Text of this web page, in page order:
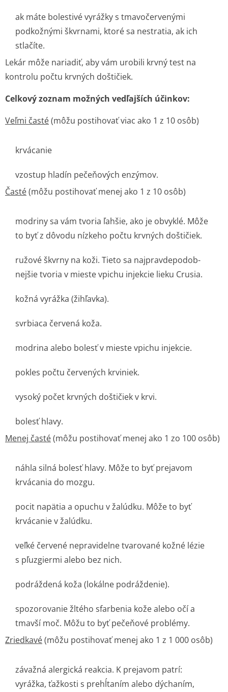
ak máte bolestivé vyrážky s tmavočervenými
podkožnými škvrnami, ktoré sa nestratia, ak ich
stlačíte.
Lekár môže nariadiť, aby vám urobili krvný test na
kontrolu počtu krvných doštičiek.
Celkový zoznam možných vedľajších účinkov:
Veľmi časté(môžu postihovať viac ako 1 z 10 osôb)
krvácanie
vzostup hladín pečeňových enzýmov.
Časté(môžu postihovať menej ako 1 z 10 osôb)
modriny sa vám tvoria ľahšie, ako je obvyklé. Môže
to byť z dôvodu nízkeho počtu krvných doštičiek.
ružové škvrny na koži. Tieto sa najpravdepodob­
nejšie tvoria v mieste vpichu injekcie lieku Crusia.
kožná vyrážka (žihľavka).
svrbiaca červená koža.
modrina alebo bolesť v mieste vpichu injekcie.
pokles počtu červených krviniek.
vysoký počet krvných doštičiek v krvi.
bolesť hlavy.
Menej časté(môžu postihovať menej ako 1 zo 100 osôb)
náhla silná bolesť hlavy. Môže to byť prejavom
krvácania do mozgu.
pocit napätia a opuchu v žalúdku. Môže to byť
krvácanie v žalúdku.
veľké červené nepravidelne tvarované kožné lézie
s pľuzgiermi alebo bez nich.
podráždená koža (lokálne podráždenie).
spozorovanie žltého sfarbenia kože alebo očí a
tmavší moč. Môžu to byť pečeňové problémy.
Zriedkavé(môžu postihovať menej ako 1 z 1 000 osôb)
závažná alergická reakcia. K prejavom patrí:
vyrážka, ťažkosti s prehĺtaním alebo dýchaním,